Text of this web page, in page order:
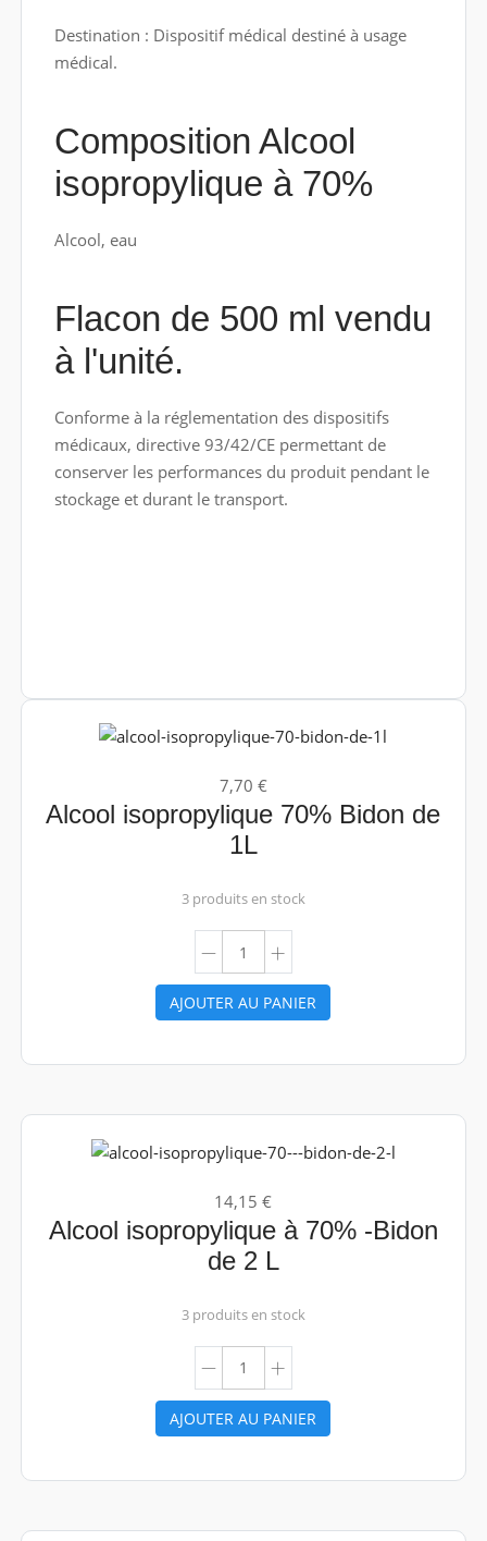
Destination : Dispositif médical destiné à usage
médical.
Composition Alcool
isopropylique à 70%
Alcool, eau
Flacon de 500 ml vendu
à l'unité.
Conforme à la réglementation des dispositifs
médicaux, directive 93/42/CE permettant de
conserver les performances du produit pendant le
stockage et durant le transport.
7,70 €
Alcool isopropylique 70% Bidon de
1L
3 produits en stock
AJOUTER AU PANIER
14,15 €
Alcool isopropylique à 70% -Bidon
de 2 L
3 produits en stock
AJOUTER AU PANIER